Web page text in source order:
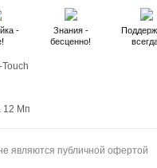
-
Знания -
бесценно!
12 Мп
являются публичной офертой